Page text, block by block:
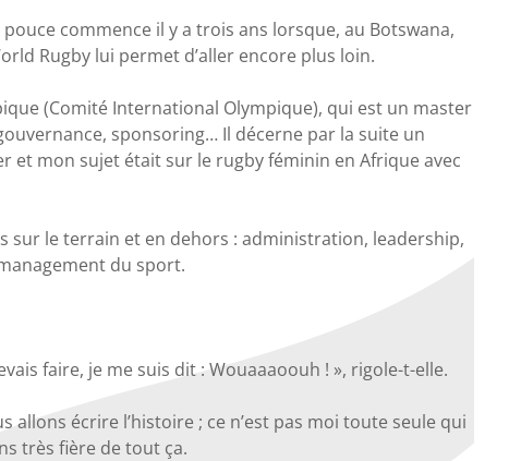
commence il y a trois ans lorsque, au Botswana,
Rugby lui permet d’aller encore plus loin.
(Comité International Olympique), qui est un master
sponsoring… Il décerne par la suite un
et mon sujet était sur le rugby féminin en Afrique avec
sur le terrain et en dehors : administration, leadership,
du sport.
faire, je me suis dit : Wouaaaoouh ! », rigole-t-elle.
écrire l’histoire ; ce n’est pas moi toute seule qui
très fière de tout ça.